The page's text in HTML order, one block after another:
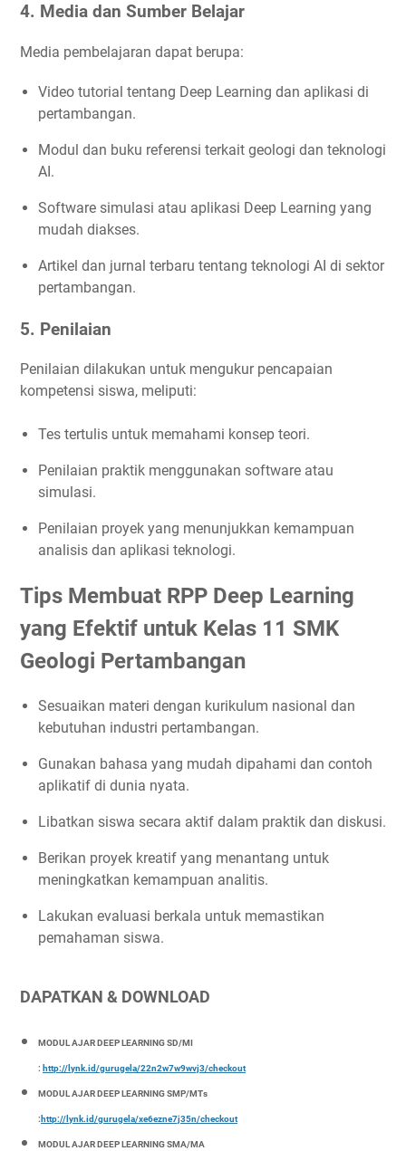
4. Media dan Sumber Belajar
Media pembelajaran dapat berupa:
Video tutorial tentang Deep Learning dan aplikasi di
pertambangan.
Modul dan buku referensi terkait geologi dan teknologi
AI.
Software simulasi atau aplikasi Deep Learning yang
mudah diakses.
Artikel dan jurnal terbaru tentang teknologi AI di sektor
pertambangan.
5. Penilaian
Penilaian dilakukan untuk mengukur pencapaian
kompetensi siswa, meliputi:
Tes tertulis untuk memahami konsep teori.
Penilaian praktik menggunakan software atau
simulasi.
Penilaian proyek yang menunjukkan kemampuan
analisis dan aplikasi teknologi.
Tips Membuat RPP Deep Learning
yang Efektif untuk Kelas 11 SMK
Geologi Pertambangan
Sesuaikan materi dengan kurikulum nasional dan
kebutuhan industri pertambangan.
Gunakan bahasa yang mudah dipahami dan contoh
aplikatif di dunia nyata.
Libatkan siswa secara aktif dalam praktik dan diskusi.
Berikan proyek kreatif yang menantang untuk
meningkatkan kemampuan analitis.
Lakukan evaluasi berkala untuk memastikan
pemahaman siswa.
DAPATKAN & DOWNLOAD
MODUL AJAR DEEP LEARNING SD/MI
: http://lynk.id/gurugela/22n2w7w9wvj3/checkout
MODUL AJAR DEEP LEARNING SMP/MTs
: http://lynk.id/gurugela/xe6ezne7j35n/checkout
MODUL AJAR DEEP LEARNING SMA/MA